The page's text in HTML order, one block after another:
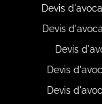
Devis
Devis
Devis
Devis
Devis